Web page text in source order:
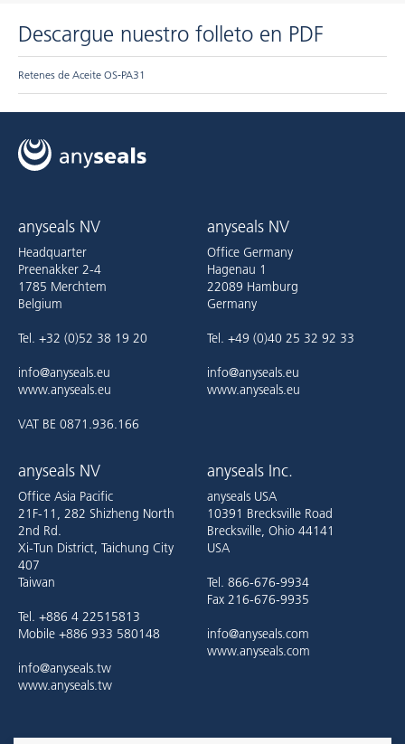
Descargue nuestro folleto en PDF
Retenes de Aceite OS-PA31
anyseals NV
Headquarter
Preenakker 2-4
1785 Merchtem
Belgium
Tel. +32 (0)52 38 19 20
info@anyseals.eu
www.anyseals.eu
VAT BE 0871.936.166
anyseals NV
Office Germany
Hagenau 1
22089 Hamburg
Germany
Tel. +49 (0)40 25 32 92 33
info@anyseals.eu
www.anyseals.eu
anyseals NV
Office Asia Pacific
21F-11, 282 Shizheng North
2nd Rd.
Xi-Tun District, Taichung City
407
Taiwan
Tel. +886 4 22515813
Mobile +886 933 580148
info@anyseals.tw
www.anyseals.tw
anyseals Inc.
anyseals USA
10391 Brecksville Road
Brecksville, Ohio 44141
USA
Tel. 866-676-9934
Fax 216-676-9935
info@anyseals.com
www.anyseals.com